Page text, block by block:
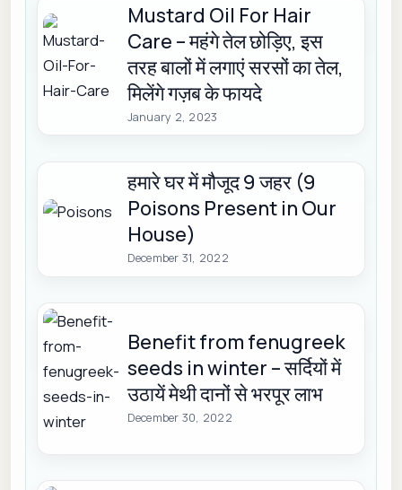
Mustard Oil For Hair
Care – महंगे तेल छोड़िए, इस
तरह बालों में लगाएं सरसों का तेल,
मिलेंगे गज़ब के फायदे
January 2, 2023
हमारे घर में मौजूद 9 जहर (9
Poisons Present in Our
House)
December 31, 2022
Benefit from fenugreek
seeds in winter – सर्दियों में
उठायें मेथी दानों से भरपूर लाभ
December 30, 2022